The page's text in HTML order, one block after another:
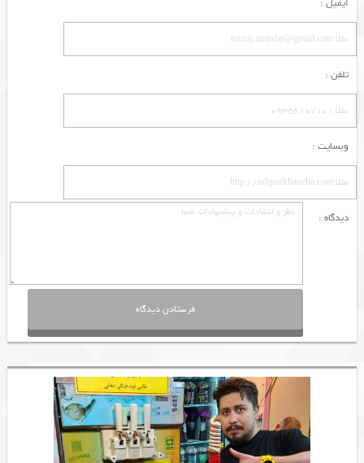
تلفن :
وبسایت :
دیدگاه :